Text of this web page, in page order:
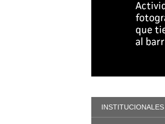
INSTITUCIONALES